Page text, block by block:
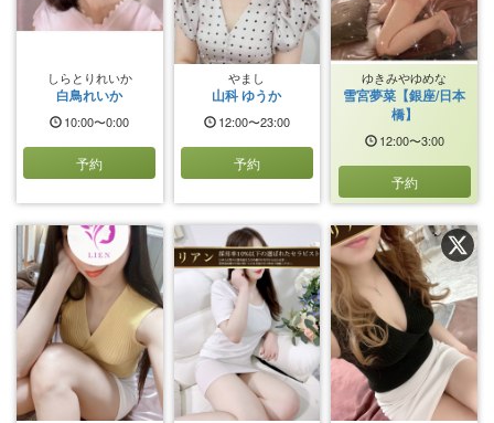
しらとりれいか
白鳥れいか
10:00〜0:00
予約
やまし
山科 ゆうか
12:00〜23:00
予約
ゆきみやゆめな
雪宮夢菜【銀座/日本
橋】
12:00〜3:00
予約